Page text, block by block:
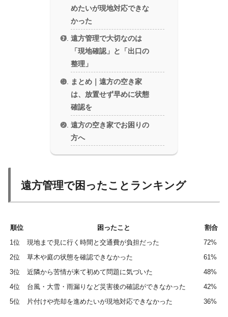
めたいが現地対応できな
かった
遠方管理で大切なのは
「現地確認」と「出口の
整理」
まとめ｜遠方の空き家
は、放置せず早めに状態
確認を
遠方の空き家でお困りの
方へ
遠方管理で困ったことランキング
順位 困ったこと
割合
1位
現地まで見に行く時間と交通費が負担だった
72%
2位
草木や庭の状態を確認できなかった
61%
3位
近隣から苦情が来て初めて問題に気づいた
48%
4位
台風・大雪・雨漏りなど災害後の確認ができなかった
42%
5位
片付けや売却を進めたいが現地対応できなかった 36%